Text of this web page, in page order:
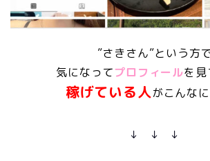
”さきさん”という方
気になってプロフィールを見
稼げている人がこんな
↓ ↓ ↓